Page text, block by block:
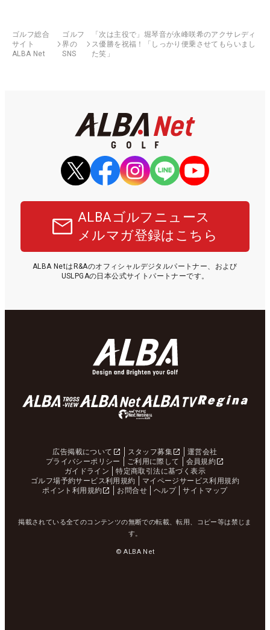
ゴルフ総合
サイト
ALBA Net
ゴルフ
界の
SNS
「次は主役で」堀琴音が永峰咲希のアクサレディ
ス優勝を祝福！「しっかり便乗させてもらいまし
た笑」
ALBAゴルフニュース
メルマガ登録はこちら
ALBA NetはR&Aのオフィシャルデジタルパートナー、および
USLPGAの日本公式サイトパートナーです。
広告掲載について スタッフ募集
運営会社
プライバシーポリシー
ご利用に際して
会員規約
ガイドライン
特定商取引法に基づく表示
ゴルフ場予約サービス利用規約
マイページサービス利用規約
ポイント利用規約
お問合せ ヘルプ サイトマップ
掲載されている全てのコンテンツの無断での転載、転用、コピー等は禁じま
す。
© ALBA Net